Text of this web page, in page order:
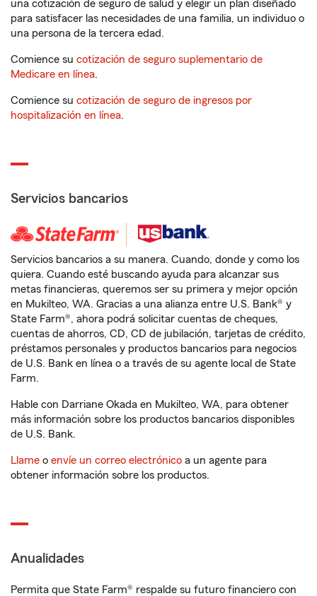
una cotización de seguro de salud y elegir un plan diseñado
para satisfacer las necesidades de una familia, un individuo o
una persona de la tercera edad.
Comience su cotización de seguro suplementario de
Medicare en línea.
Comience su cotización de seguro de ingresos por
hospitalización en línea.
Servicios bancarios
Servicios bancarios a su manera. Cuando, donde y como los
quiera. Cuando esté buscando ayuda para alcanzar sus
metas financieras, queremos ser su primera y mejor opción
en Mukilteo, WA. Gracias a una alianza entre U.S. Bank® y
State Farm®, ahora podrá solicitar cuentas de cheques,
cuentas de ahorros, CD, CD de jubilación, tarjetas de crédito,
préstamos personales y productos bancarios para negocios
de U.S. Bank en línea o a través de su agente local de State
Farm.
Hable con Darriane Okada en Mukilteo, WA, para obtener
más información sobre los productos bancarios disponibles
de U.S. Bank.
Llame o envíe un correo electrónico a un agente para
obtener información sobre los productos.
Anualidades
Permita que State Farm® respalde su futuro financiero con